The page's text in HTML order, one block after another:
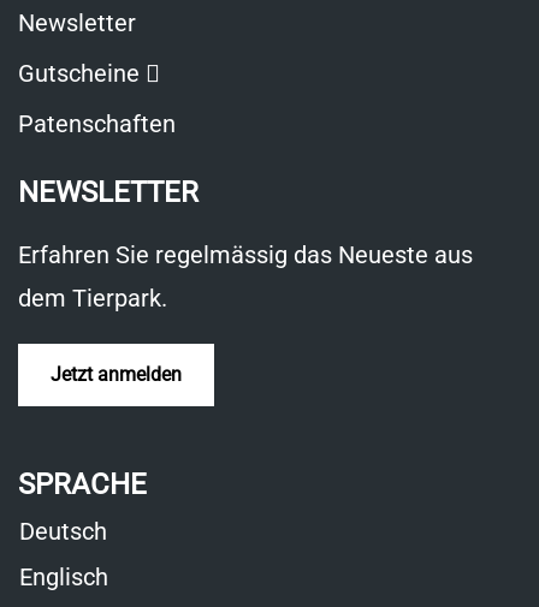
Newsletter
Gutscheine
öffnet
neuem
Fenster
Patenschaften
NEWSLETTER
Erfahren Sie regelmässig das Neueste aus
dem Tierpark.
Jetzt anmelden
SPRACHE
Deutsch
Englisch